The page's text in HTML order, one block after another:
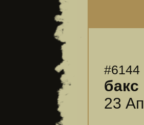
#6144
бакс
23